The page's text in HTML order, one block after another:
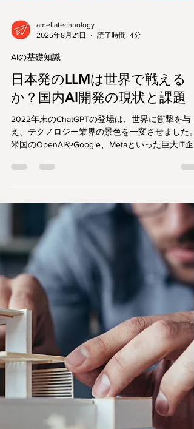
ameliatechnology
2025年8月21日
読了時間: 4分
AIの基礎知識
日本発のLLMは世界で戦える
か？国内AI開発の現状と課題
2022年末のChatGPTの登場は、世界に衝撃を与
米国のOpenAIやGoogle、Metaといった巨大IT企
が覇権を争う中、今、日本のAI開発も新たな局面
迎えています。